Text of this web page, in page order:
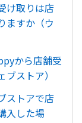
け取りは店
ますか（ウ
から店舗受
ストア）
ストアで店
入した場